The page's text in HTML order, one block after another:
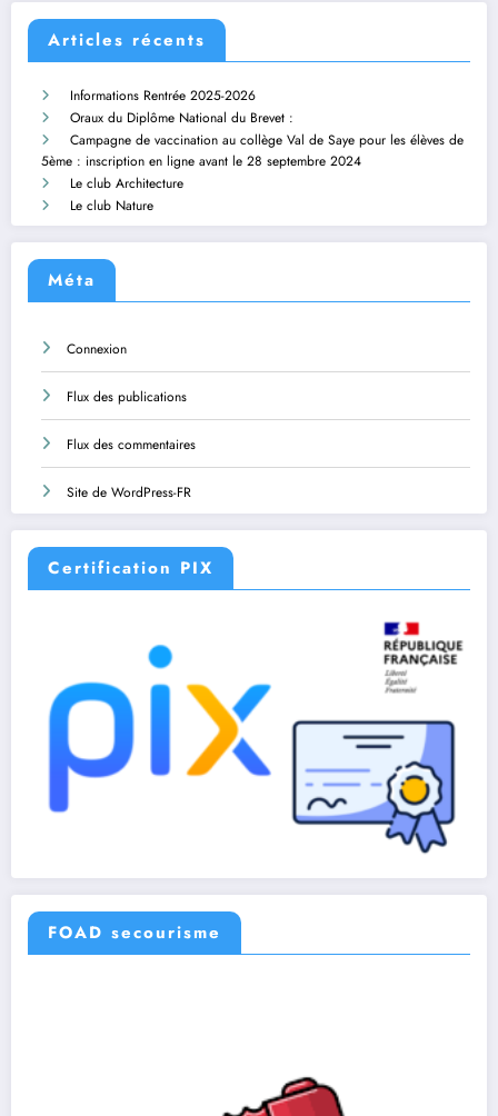
Articles récents
Informations Rentrée 2025-2026
Oraux du Diplôme National du Brevet :
Campagne de vaccination au collège Val de Saye pour les élèves de
5ème : inscription en ligne avant le 28 septembre 2024
Le club Architecture
Le club Nature
Méta
Connexion
Flux des publications
Flux des commentaires
Site de WordPress-FR
Certification PIX
FOAD secourisme